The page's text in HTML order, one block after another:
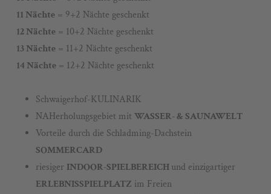
11 Nächte= 9+2 Nächte geschenkt
12 Nächte= 10+2 Nächte geschenkt
13 Nächte= 11+2 Nächte geschenkt
14 Nächte= 12+2 Nächte geschenkt
Schwaigerhof-KULINARIK
NAHerholungsgebiet mit WASSER- & SAUNAWELT
Vorteile durch die Schladming-Dachstein
SOMMERCARD
riesigerINDOOR-SPIELBEREICHund einzigartiger
ERLEBNISSPIELPLATZ im Freien